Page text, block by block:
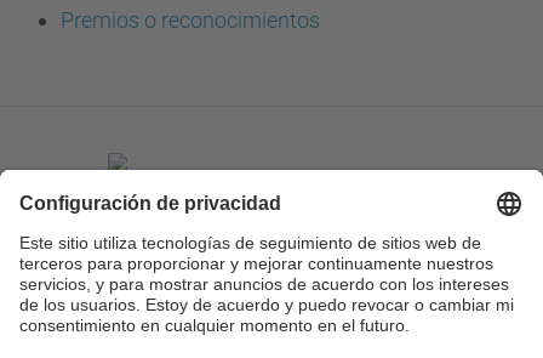
Premios o reconocimientos